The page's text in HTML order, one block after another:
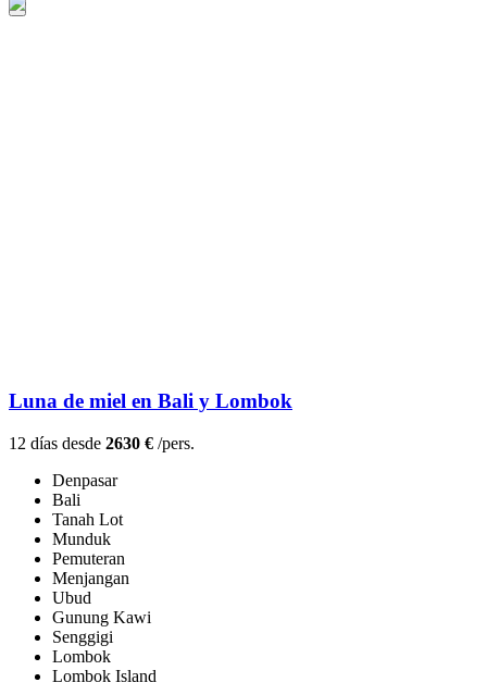
Luna de miel en Bali y Lombok
12 días desde 2630 € /pers.
Denpasar
Bali
Tanah Lot
Munduk
Pemuteran
Menjangan
Ubud
Gunung Kawi
Senggigi
Lombok
Lombok Island